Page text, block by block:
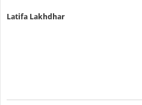
Latifa Lakhdhar